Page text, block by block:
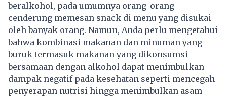
beralkohol, pada umumnya orang-orang
cenderung memesan snack di menu yang disukai
oleh banyak orang. Namun, Anda perlu mengetahui
bahwa kombinasi makanan dan minuman yang
buruk termasuk makanan yang dikonsumsi
bersamaan dengan alkohol dapat menimbulkan
dampak negatif pada kesehatan seperti mencegah
penyerapan nutrisi hingga menimbulkan asam